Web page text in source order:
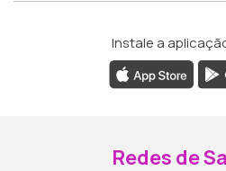
Instale a
Redes de